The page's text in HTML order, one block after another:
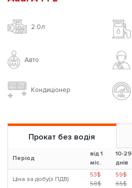
2.0л
Авто
Кондиціонер
Прокат без водія
Період
від 1
міс.
10-29
днів
Ціна за добу(з ПДВ)
53$
58$
59$
65$